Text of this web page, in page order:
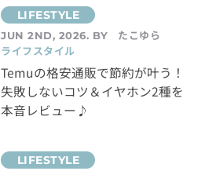
JUN 2ND, 2026. BY
たこゆら
ライフスタイル
Temuの格安通販で節約が叶う！
失敗しないコツ＆イヤホン2種を
本音レビュー♪